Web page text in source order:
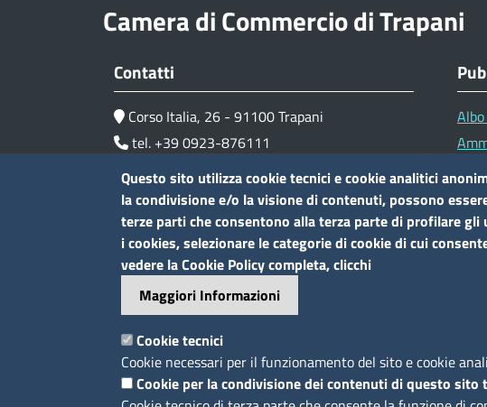
Camera di Commercio di Trapani
Contatti
Corso Italia, 26 - 91100 Trapani
tel. +39 0923-876111
P.I. 01135070819
C.F. 80001990813
Pec camera.commercio.trapani@tp.legalmail.c
amcom.it
Footer
Feed RSS Note legali Privacy Trattamento dei dati
Questo sito utilizza cookie tecnici e cookie analitici
la condivisione e/o la visione di contenuti, possono
terze parti che consentono alla terza parte di profilare
i cookies, selezionare le categorie di cookie di cui
vedere la Cookie Policy completa, clicchi
Maggiori Informazioni
Cookie tecnici
Cookie necessari per il funzionamento del sito e cookie
Cookie per la condivisione dei contenuti di questo